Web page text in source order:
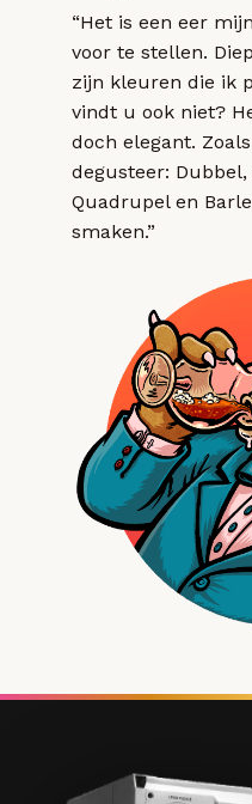
“Het is een eer
voor te stellen.
zijn kleuren die ik
vindt u ook niet?
doch elegant.
degusteer: Dubbel,
Quadrupel en
smaken.”